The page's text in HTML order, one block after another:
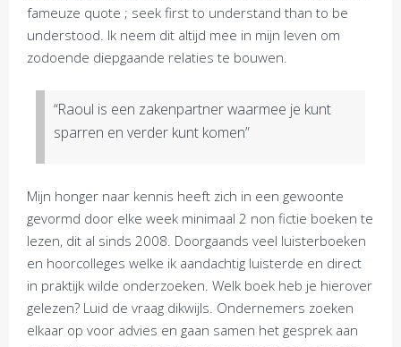
fameuze quote ; seek first to understand than to be
understood. Ik neem dit altijd mee in mijn leven om
zodoende diepgaande relaties te bouwen.
“Raoul is een zakenpartner waarmee je kunt
sparren en verder kunt komen”
Mijn honger naar kennis heeft zich in een gewoonte
gevormd door elke week minimaal 2 non fictie boeken te
lezen, dit al sinds 2008. Doorgaands veel luisterboeken
en hoorcolleges welke ik aandachtig luisterde en direct
in praktijk wilde onderzoeken. Welk boek heb je hierover
gelezen? Luid de vraag dikwijls. Ondernemers zoeken
elkaar op voor advies en gaan samen het gesprek aan